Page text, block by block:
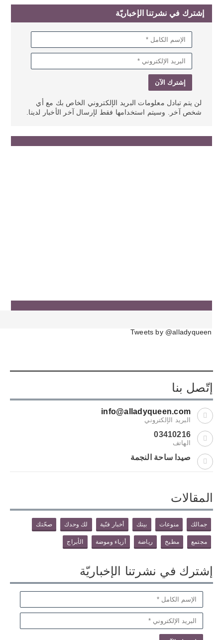
إشترك في نشرتنا الإخباريّة
لن يتم تبادل معلومات البريد الإلكتروني الخاص بك مع أي
شخص آخر. وسيتم استخدامها فقط لإرسال آخر الأخبار لدينا.
Tweets by @alladyqueen
إتّصل بنا
info@alladyqueen.com
البريد الإلكتروني
03410216
الهاتف
صيدا ساحة النجمة
المقالات
جمالك منوعات بيتك أخبار فنّية لك وحدك صحّتك
مجتمع مطبخ رياضة أزياء وموضة الأبراج
إشترك في نشرتنا الإخباريّة